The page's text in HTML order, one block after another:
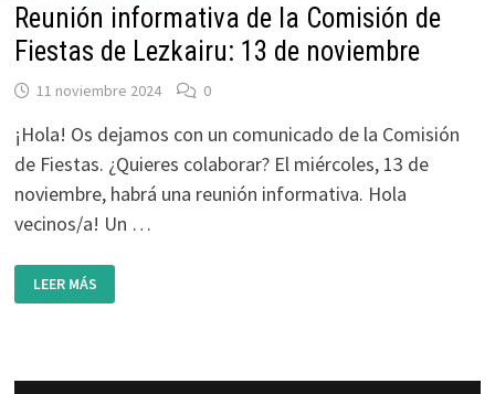
Reunión informativa de la Comisión de
Fiestas de Lezkairu: 13 de noviembre
11 noviembre 2024 0
¡Hola! Os dejamos con un comunicado de la Comisión
de Fiestas. ¿Quieres colaborar? El miércoles, 13 de
noviembre, habrá una reunión informativa. Hola
vecinos/a! Un …
REUNIÓN
INFORMATIVA
DE
DE
LEER MÁS